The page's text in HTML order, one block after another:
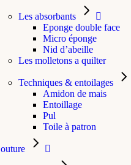
Les absorbants
Eponge double face
Micro éponge
Nid d’abeille
Les molletons a quilter
Techniques & entoilages
Amidon de mais
Entoillage
Pul
Toile à patron